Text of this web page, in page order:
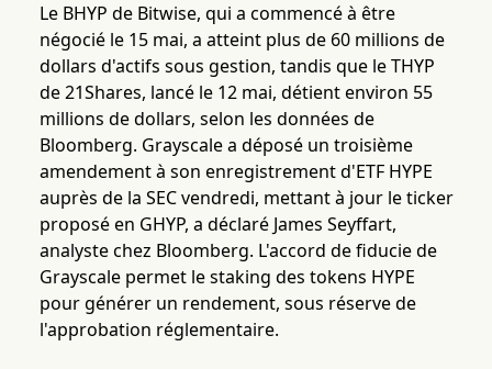
Le BHYP de Bitwise, qui a commencé à être
négocié le 15 mai, a atteint plus de 60 millions de
dollars d'actifs sous gestion, tandis que le THYP
de 21Shares, lancé le 12 mai, détient environ 55
millions de dollars, selon les données de
Bloomberg. Grayscale a déposé un troisième
amendement à son enregistrement d'ETF HYPE
auprès de la SEC vendredi, mettant à jour le ticker
proposé en GHYP, a déclaré James Seyffart,
analyste chez Bloomberg. L'accord de fiducie de
Grayscale permet le staking des tokens HYPE
pour générer un rendement, sous réserve de
l'approbation réglementaire.